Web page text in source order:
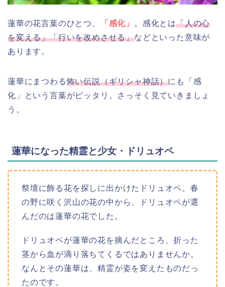
蓮華の花言葉のひとつ、 「 感化」 。感化とは「人の心
を変える」「行いを改めさせる」などといった意味が
あります。
蓮華にまつわる怖い伝説（ギリシャ神話）にも「感
化」という言葉がピッタリ。さっそく見ていきましょ
う。
蓮華になった精霊と少女・ドリュオペ
祭壇に飾る花を探しに出かけたドリュオペ。春
の野に咲く沢山の花の中から、ドリュオペが選
んだのは蓮華の花でした。
ドリュオペが蓮華の花を摘んだところ、折った
茎から血が滴り落ちてくるではありませんか。
なんとその蓮華は、精霊が姿を変えたものだっ
たのです。